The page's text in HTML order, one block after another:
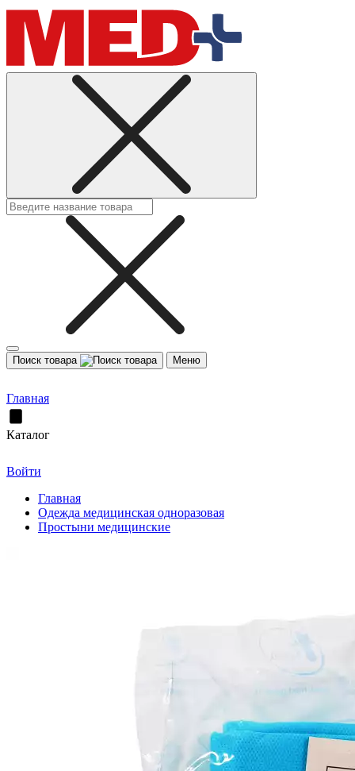
Поиск товара Меню
Главная
Каталог
Войти
Главная
Одежда медицинская одноразовая
Простыни медицинские